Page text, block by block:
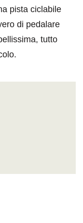
pista ciclabile
di pedalare
tutto